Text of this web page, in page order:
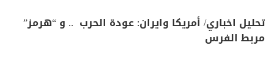
تحليل اخباري/ أمريكا وايران: عودة الحرب .. و “هرمز”
مربط الفرس